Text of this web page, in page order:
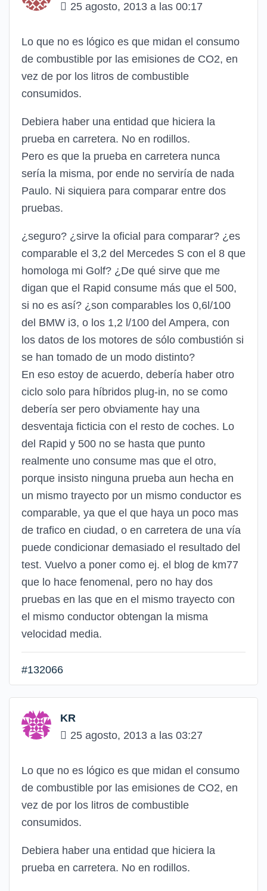
25 agosto, 2013 a las 00:17
Lo que no es lógico es que midan el consumo
de combustible por las emisiones de CO2, en
vez de por los litros de combustible
consumidos.
Debiera haber una entidad que hiciera la
prueba en carretera. No en rodillos.
Pero es que la prueba en carretera nunca
sería la misma, por ende no serviría de nada
Paulo. Ni siquiera para comparar entre dos
pruebas.
¿seguro? ¿sirve la oficial para comparar? ¿es
comparable el 3,2 del Mercedes S con el 8 que
homologa mi Golf? ¿De qué sirve que me
digan que el Rapid consume más que el 500,
si no es así? ¿son comparables los 0,6l/100
del BMW i3, o los 1,2 l/100 del Ampera, con
los datos de los motores de sólo combustión si
se han tomado de un modo distinto?
En eso estoy de acuerdo, debería haber otro
ciclo solo para híbridos plug-in, no se como
debería ser pero obviamente hay una
desventaja ficticia con el resto de coches. Lo
del Rapid y 500 no se hasta que punto
realmente uno consume mas que el otro,
porque insisto ninguna prueba aun hecha en
un mismo trayecto por un mismo conductor es
comparable, ya que el que haya un poco mas
de trafico en ciudad, o en carretera de una vía
puede condicionar demasiado el resultado del
test. Vuelvo a poner como ej. el blog de km77
que lo hace fenomenal, pero no hay dos
pruebas en las que en el mismo trayecto con
el mismo conductor obtengan la misma
velocidad media.
#132066
KR
25 agosto, 2013 a las 03:27
Lo que no es lógico es que midan el consumo
de combustible por las emisiones de CO2, en
vez de por los litros de combustible
consumidos.
Debiera haber una entidad que hiciera la
prueba en carretera. No en rodillos.